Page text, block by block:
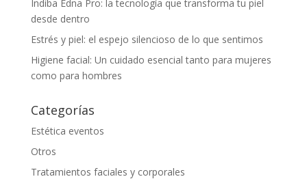
Indiba Edna Pro: la tecnología que transforma tu piel
desde dentro
Estrés y piel: el espejo silencioso de lo que sentimos
Higiene facial: Un cuidado esencial tanto para mujeres
como para hombres
Categorías
Estética eventos
Otros
Tratamientos faciales y corporales